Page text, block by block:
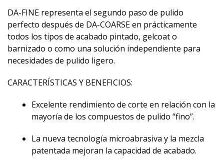
DA-FINE representa el segundo paso de pulido
perfecto después de DA-COARSE en prácticamente
todos los tipos de acabado pintado, gelcoat o
barnizado o como una solución independiente para
necesidades de pulido ligero.
CARACTERÍSTICAS Y BENEFICIOS:
Excelente rendimiento de corte en relación con la
mayoría de los compuestos de pulido “fino”.
La nueva tecnología microabrasiva y la mezcla
patentada mejoran la capacidad de acabado.